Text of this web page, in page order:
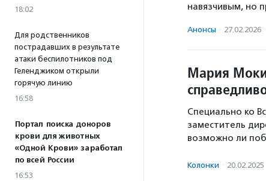
18:02
Для родственников
пострадавших в результате
атаки беспилотников под
Геленджиком открыли
горячую линию
16:58
Портал поиска доноров
крови для животных
«Одной Крови» заработал
по всей России
16:53
навязчивым, но
Анонсы · 27.02.2026 ·
Мария
Специально ко
заместитель
возможно ли
Колонки · 20.02.2025